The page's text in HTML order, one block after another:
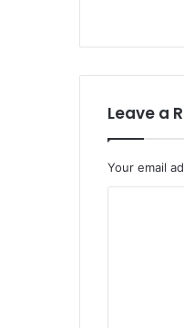
Leave a
Your email